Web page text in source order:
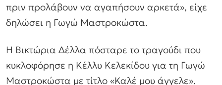
πριν προλάβουν να αγαπήσουν αρκετά», είχε
δηλώσει η Γωγώ Μαστροκώστα.
Η Βικτώρια Δέλλα πόσταρε το τραγούδι που
κυκλοφόρησε η Κέλλυ Κελεκίδου για τη Γωγώ
Μαστροκώστα με τίτλο «Καλέ μου άγγελε».